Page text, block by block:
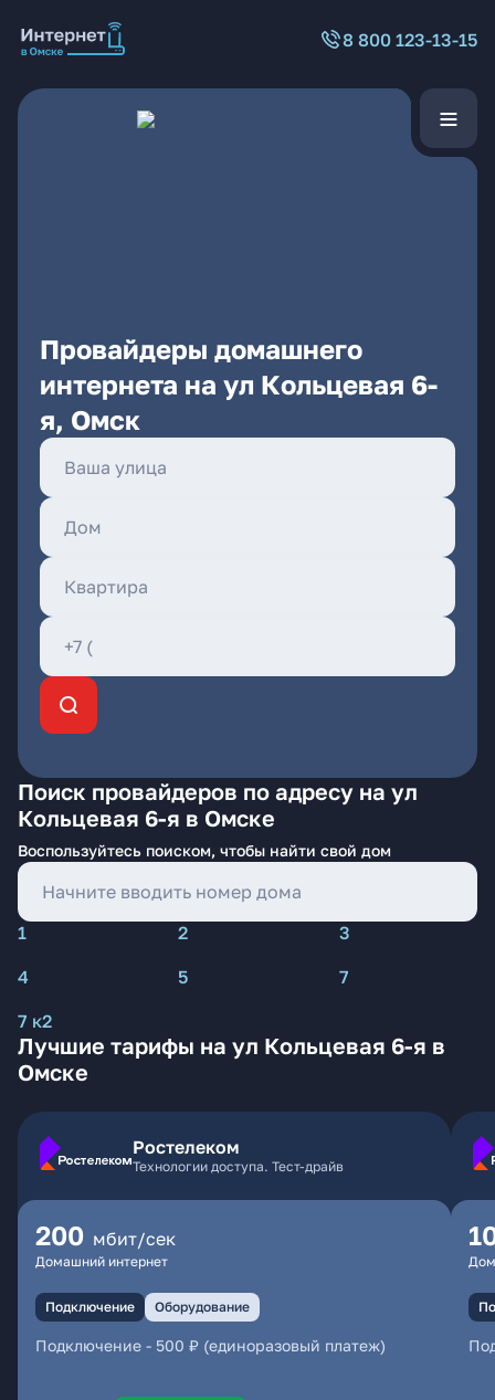
8 800 123-13-15
Провайдеры домашнего
интернета на ул Кольцевая 6-
я, Омск
Поиск провайдеров по адресу на ул
Кольцевая 6-я в Омске
Воспользуйтесь поиском, чтобы найти свой дом
1 2
3
4
5
7
7 к2
Лучшие тарифы на ул Кольцевая 6-я в
Омске
Ростелеком
Технологии доступа. Тест-драйв
200 мбит/сек
Домашний интернет
Подключение Оборудование
Подключение - 500 ₽ (единоразовый платеж)